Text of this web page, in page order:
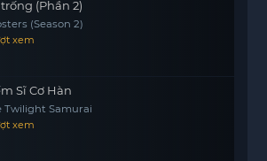
phải sử dụng tất cả sức mạnh và trí
mình để giúp đỡ người dân nơi
kẻ thù mạnh mẽ này.
vượt qua thử thách và mang lại hòa
tinh này? Câu chuyện đầy kịch
trong “Sentouin,
hứa hẹn sẽ đưa khán giả vào một
trống (Phần 2)
(Season 2)
xem
Sĩ Cơ Hàn
Twilight Samurai
xem